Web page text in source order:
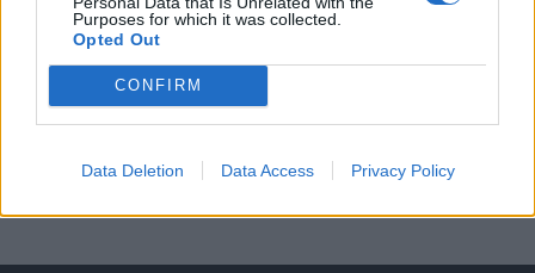
Purposes for which it was collected.
Opted Out
CONFIRM
Data Deletion Data Access Privacy Policy
MÁR ELŐFIZETŐNK VAGY?BEJELENTKEZÉS